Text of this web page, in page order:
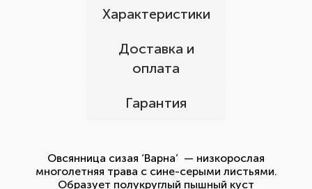
Характеристики
Доставка и
оплата
Гарантия
Овсянница сизая ‘Варна’ — низкорослая
многолетняя трава с сине-серыми листьями.
Образует полукруглый пышный куст